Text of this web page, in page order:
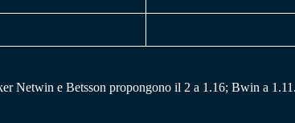
Netwin e Betsson propongono il 2 a 1.16; Bwin a 1.11.